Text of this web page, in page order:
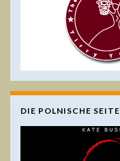
DIE POLNISCHE SEITE